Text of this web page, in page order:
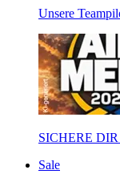
Unsere
SICHERE
Sale